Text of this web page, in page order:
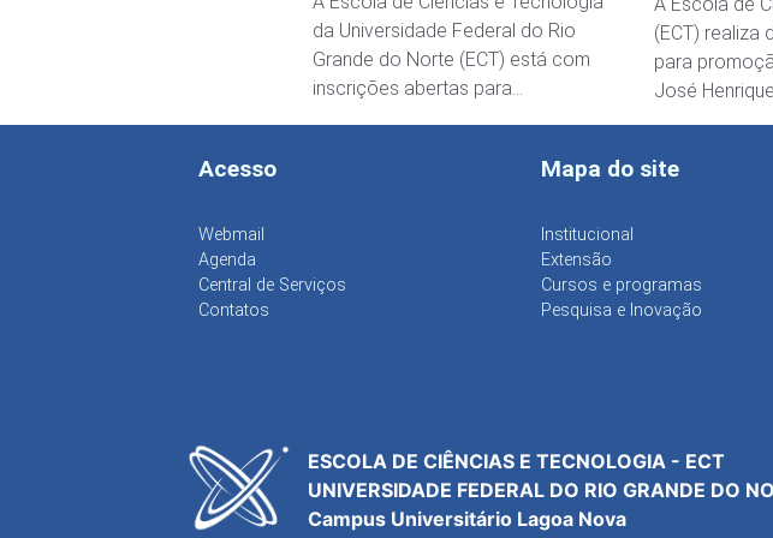
da Universidade Federal do Rio
Grande do Norte (ECT) está com
inscrições abertas para…
(ECT) realiza
para
José
Acesso
Webmail
Agenda
Central de Serviços
Contatos
Mapa do site
Institucional
Extensão
Cursos e programas
Pesquisa e Inovação
ESCOLA DE CIÊNCIAS E TECNOLOGIA - ECT
UNIVERSIDADE FEDERAL DO RIO GRANDE DO
Campus Universitário Lagoa Nova